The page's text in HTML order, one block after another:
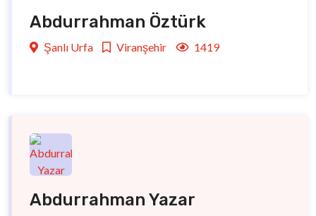
Abdurrahman Öztürk
Şanlı Urfa Viranşehir 1419
Abdurrahman Yazar